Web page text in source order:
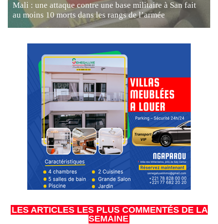
Mali : une attaque contre une base militaire à San fait
au moins 10 morts dans les rangs de l’armée
LES ARTICLES LES PLUS COMMENTÉS DE LA
SEMAINE